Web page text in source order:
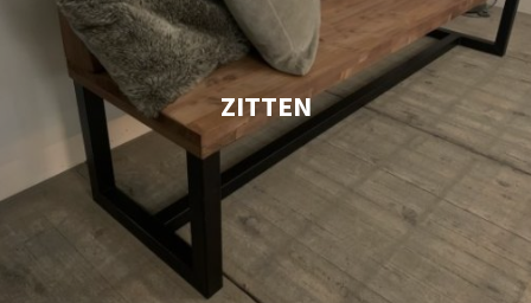
ZITTEN